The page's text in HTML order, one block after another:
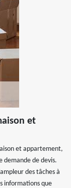
et
et appartement,
demande de devis.
des tâches à
informations que